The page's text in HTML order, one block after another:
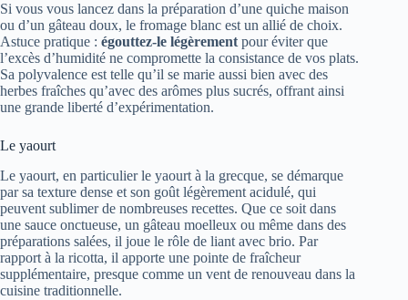
Si vous vous lancez dans la préparation d’une quiche maison
ou d’un gâteau doux, le fromage blanc est un allié de choix.
Astuce pratique : égouttez-le légèrementpour éviter que
l’excès d’humidité ne compromette la consistance de vos plats.
Sa polyvalence est telle qu’il se marie aussi bien avec des
herbes fraîches qu’avec des arômes plus sucrés, offrant ainsi
une grande liberté d’expérimentation.
Le yaourt
Le yaourt, en particulier le yaourt à la grecque, se démarque
par sa texture dense et son goût légèrement acidulé, qui
peuvent sublimer de nombreuses recettes. Que ce soit dans
une sauce onctueuse, un gâteau moelleux ou même dans des
préparations salées, il joue le rôle de liant avec brio. Par
rapport à la ricotta, il apporte une pointe de fraîcheur
supplémentaire, presque comme un vent de renouveau dans la
cuisine traditionnelle.